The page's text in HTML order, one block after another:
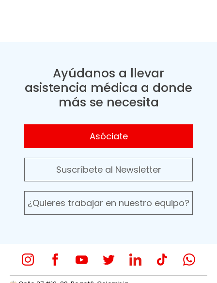
Ayúdanos a llevar
asistencia médica a donde
más se necesita
Asóciate
Suscríbete al Newsletter
¿Quieres trabajar en nuestro equipo?